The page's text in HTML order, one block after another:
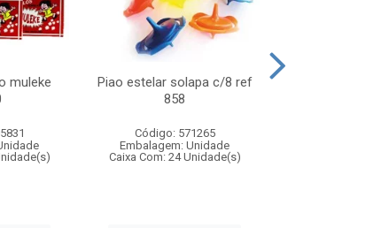
muleke
Piao estelar solapa c/8 ref
858
Código: 571265
Embalagem: Unidade
Caixa Com: 24 Unidade(s)